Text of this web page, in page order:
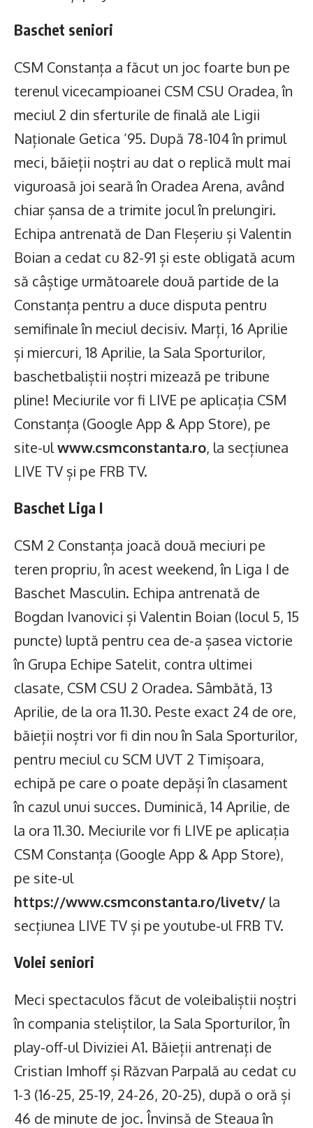
Baschet seniori
CSM Constanța a făcut un joc foarte bun pe
terenul vicecampioanei CSM CSU Oradea, în
meciul 2 din sferturile de finală ale Ligii
Naționale Getica ’95. După 78-104 în primul
meci, băieții noștri au dat o replică mult mai
viguroasă joi seară în Oradea Arena, având
chiar șansa de a trimite jocul în prelungiri.
Echipa antrenată de Dan Fleșeriu și Valentin
Boian a cedat cu 82-91 și este obligată acum
să câștige următoarele două partide de la
Constanța pentru a duce disputa pentru
semifinale în meciul decisiv. Marți, 16 Aprilie
și miercuri, 18 Aprilie, la Sala Sporturilor,
baschetbaliștii noștri mizează pe tribune
pline! Meciurile vor fi LIVE pe aplicația CSM
Constanța (Google App & App Store), pe
site-ulwww.csmconstanta.ro, la secțiunea
LIVE TV și pe FRB TV.
Baschet Liga I
CSM 2 Constanța joacă două meciuri pe
teren propriu, în acest weekend, în Liga I de
Baschet Masculin. Echipa antrenată de
Bogdan Ivanovici și Valentin Boian (locul 5, 15
puncte) luptă pentru cea de-a șasea victorie
în Grupa Echipe Satelit, contra ultimei
clasate, CSM CSU 2 Oradea. Sâmbătă, 13
Aprilie, de la ora 11.30. Peste exact 24 de ore,
băieții noștri vor fi din nou în Sala Sporturilor,
pentru meciul cu SCM UVT 2 Timișoara,
echipă pe care o poate depăși în clasament
în cazul unui succes. Duminică, 14 Aprilie, de
la ora 11.30. Meciurile vor fi LIVE pe aplicația
CSM Constanța (Google App & App Store),
pe site-ul
https://www.csmconstanta.ro/livetv/ la
secțiunea LIVE TV și pe youtube-ul FRB TV.
Volei seniori
Meci spectaculos făcut de voleibaliștii noștri
în compania steliștilor, la Sala Sporturilor, în
play-off-ul Diviziei A1. Băieții antrenați de
Cristian Imhoff și Răzvan Parpală au cedat cu
1-3 (16-25, 25-19, 24-26, 20-25), după o oră și
46 de minute de joc. Învinsă de Steaua în